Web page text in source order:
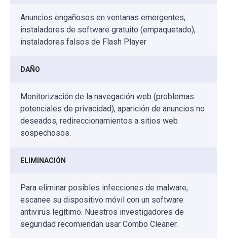
Anuncios engañosos en ventanas emergentes,
instaladores de software gratuito (empaquetado),
instaladores falsos de Flash Player
DAÑO
Monitorización de la navegación web (problemas
potenciales de privacidad), aparición de anuncios no
deseados, redireccionamientos a sitios web
sospechosos.
ELIMINACIÓN
Para eliminar posibles infecciones de malware,
escanee su dispositivo móvil con un software
antivirus legítimo. Nuestros investigadores de
seguridad recomiendan usar Combo Cleaner.